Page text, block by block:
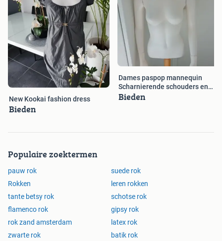
New Kookai fashion dress
Bieden
Dames paspop mannequin
Scharnierende schouders en
polsen
Bieden
Populaire zoektermen
pauw rok
suede rok
Rokken
leren rokken
tante betsy rok
schotse rok
flamenco rok
gipsy rok
rok zand amsterdam
latex rok
zwarte rok
batik rok